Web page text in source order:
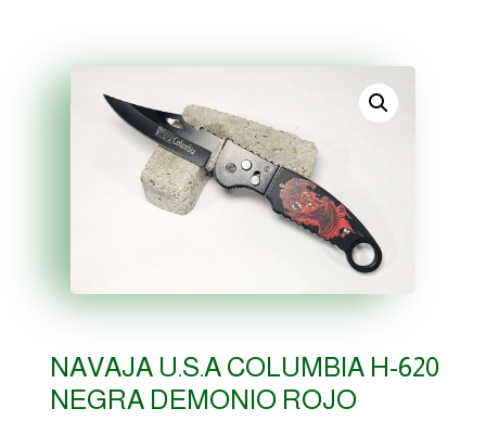
NAVAJA U.S.A COLUMBIA H-620
NEGRA DEMONIO ROJO